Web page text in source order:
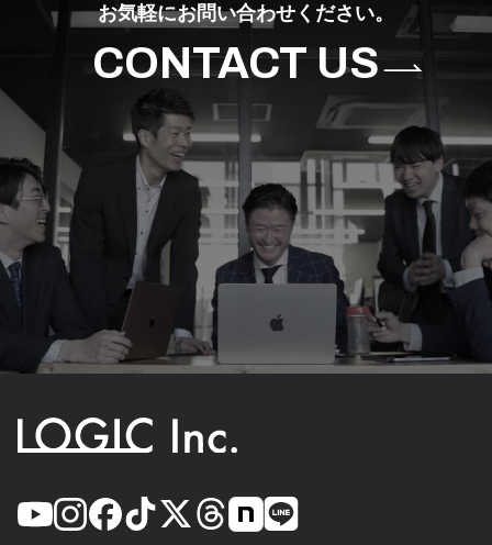
お気軽にお問い合わせください。
CONTACT US